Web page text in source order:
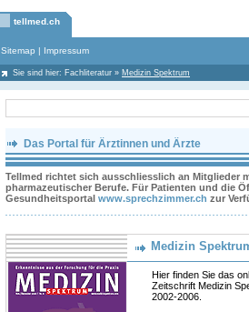
tellmed.ch
Sitemap | Impressum
Sie sind hier: Fachliteratur » Medizin Spektrum
Das Portal für Ärztinnen und Ärzte
Tellmed richtet sich ausschliesslich an Mitglieder
pharmazeutischer Berufe. Für Patienten und die
Gesundheitsportal www.sprechzimmer.ch zur
Medizin
Hier finden Sie das
Zeitschrift Medizin
2002-2006.